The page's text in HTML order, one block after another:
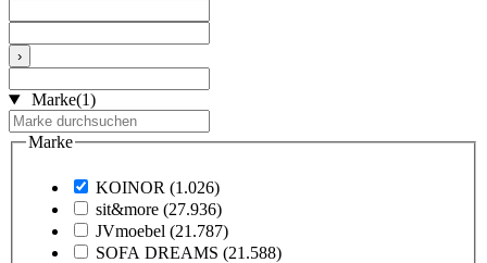
›
Marke(1)
Marke
KOINOR (1.026)
sit&more (27.936)
JVmoebel (21.787)
SOFA DREAMS (21.588)